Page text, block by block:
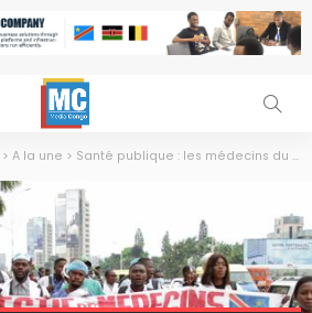
> A la une > Santé publique : les médecins du syndicat libre des médecins en grève dans tous les hôpitaux de la RDC